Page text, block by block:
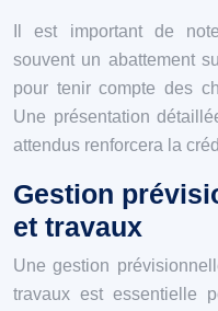
Il est important de
souvent un abattement
pour tenir compte des
Une présentation
attendus renforcera la
Gestion
et travaux
Une gestion
travaux est essentielle